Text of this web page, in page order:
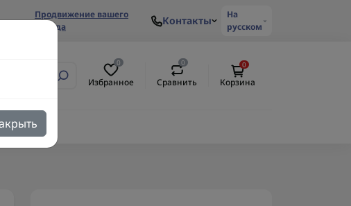
Продвижение вашего
бренда
Контакты
На
русском
0
Избранное
0
Сравнить
0
Корзина